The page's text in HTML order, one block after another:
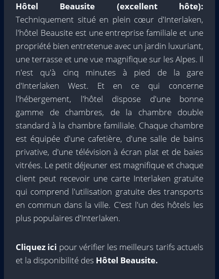
Hôtel Beausite (excellent hôte):
Techniquement situé en plein cœur d'Interlaken,
l'hôtel Beausite est une entreprise familiale et une
propriété bien entretenue avec un jardin luxuriant,
une terrasse et une vue magnifique sur les Alpes. Il
n'est qu'à cinq minutes à pied de la gare
d'Interlaken West. Et en ce qui concerne
l'hébergement, l'hôtel dispose d'une bonne
gamme de chambres, de la chambre double
standard à la chambre familiale. Chaque chambre
est équipée d'une cafetière, d'une salle de bains
privative, d'une télévision à écran plat et de baies
vitrées. Le petit déjeuner est magnifique et chaque
client peut recevoir une carte Interlaken gratuite
qui comprend l'utilisation gratuite des transports
en commun dans la ville. C'est l'un des hôtels les
plus populaires d'Interlaken.
Cliquez ici pour vérifier les meilleurs tarifs actuels
et la disponibilité des Hôtel Beausite.